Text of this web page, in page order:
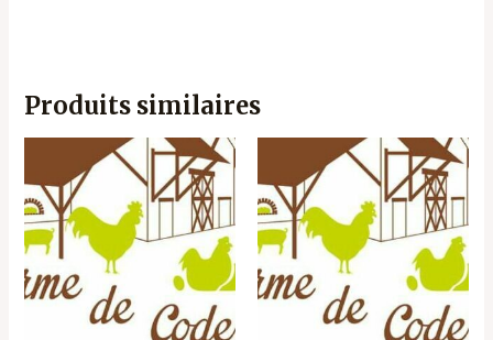
Produits similaires